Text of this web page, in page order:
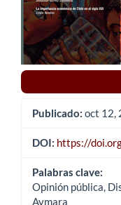
Publicado: oct 12,
DOI: https://
Palabras clave:
Opinión pública,
Aymara